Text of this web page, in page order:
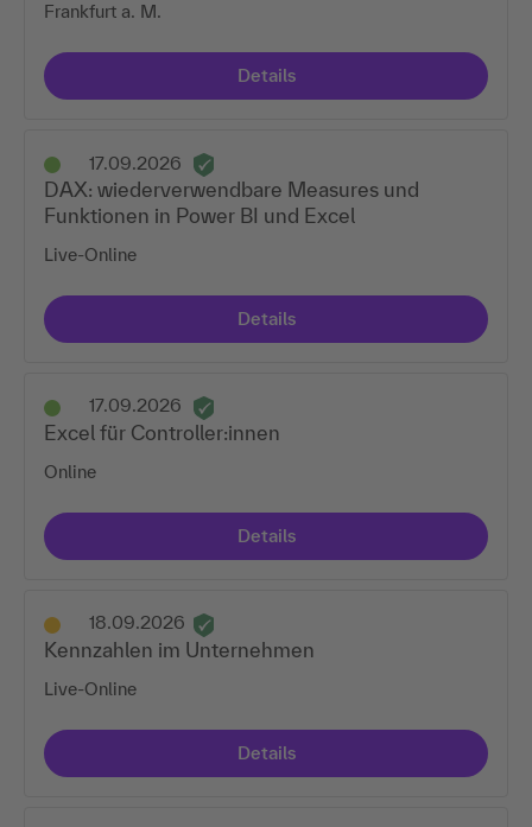
Frankfurt a. M.
Details
17.09.2026
DAX: wiederverwendbare Measures und
Funktionen in Power BI und Excel
Live-Online
Details
17.09.2026
Excel für Controller:innen
Online
Details
18.09.2026
Kennzahlen im Unternehmen
Live-Online
Details